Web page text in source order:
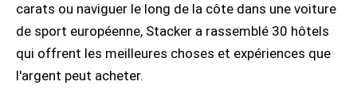
carats ou naviguer le long de la côte dans une voiture
de sport européenne, Stacker a rassemblé 30 hôtels
qui offrent les meilleures choses et expériences que
l'argent peut acheter.